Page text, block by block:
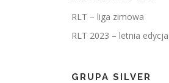
RLT – liga zimowa
RLT 2023 – letnia edycja
GRUPA SILVER